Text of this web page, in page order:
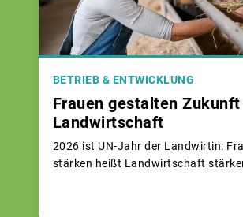
BETRIEB & ENTWICKLUNG
Frauen gestalten
Landwirtschaft
2026 ist UN-Jahr der Landwirtin:
stärken heißt Landwirtschaft